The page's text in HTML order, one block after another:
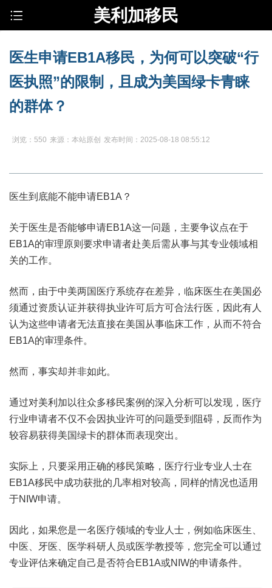
美利加移民
医生申请EB1A移民，为何可以突破“行
医执照”的限制，且成为美国绿卡青睐
的群体？
浏览：550 来源：本站原创 发布时间：2025-08-18 08:55:12
医生到底能不能申请EB1A？
关于医生是否能够申请EB1A这一问题，主要争议点在于
EB1A的审理原则要求申请者赴美后需从事与其专业领域相
关的工作。
然而，由于中美两国医疗系统存在差异，临床医生在美国必
须通过资质认证并获得执业许可后方可合法行医，因此有人
认为这些申请者无法直接在美国从事临床工作，从而不符合
EB1A的审理条件。
然而，事实却并非如此。
通过对美利加以往众多移民案例的深入分析可以发现，医疗
行业申请者不仅不会因执业许可的问题受到阻碍，反而作为
较容易获得美国绿卡的群体而表现突出。
实际上，只要采用正确的移民策略，医疗行业专业人士在
EB1A移民中成功获批的几率相对较高，同样的情况也适用
于NIW申请。
因此，如果您是一名医疗领域的专业人士，例如临床医生、
中医、牙医、医学科研人员或医学教授等，您完全可以通过
专业评估来确定自己是否符合EB1A或NIW的申请条件。